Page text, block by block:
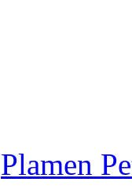
Plamen